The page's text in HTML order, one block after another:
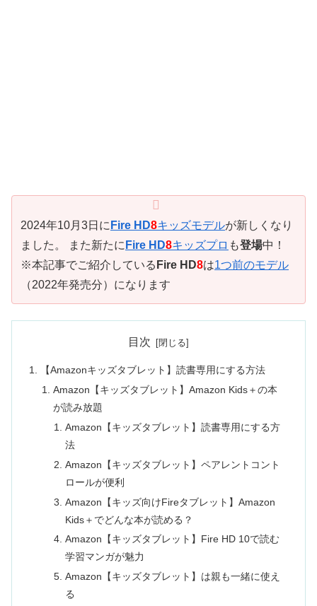
2024年10月3日に Fire HD8キッズモデルが新しくなり
ました。 また新たに Fire HD8キッズプロ も登場中！
※本記事でご紹介している Fire HD8は1つ前のモデル
（2022年発売分）になります
目次
【Amazonキッズタブレット】読書専用にする方法
Amazon【キッズタブレット】Amazon Kids＋の本
が読み放題
Amazon【キッズタブレット】読書専用にする方
法
Amazon【キッズタブレット】ペアレントコント
ロールが便利
Amazon【キッズ向けFireタブレット】Amazon
Kids＋でどんな本が読める？
Amazon【キッズタブレット】Fire HD 10で読む
学習マンガが魅力
Amazon【キッズタブレット】は親も一緒に使え
る